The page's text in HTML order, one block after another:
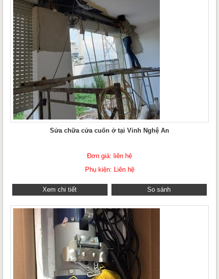
Sửa chữa cửa cuốn ở tại Vinh Nghệ An
Đơn giá: liên hệ
Phụ kiện: Liên hệ
Xem chi tiết So sánh